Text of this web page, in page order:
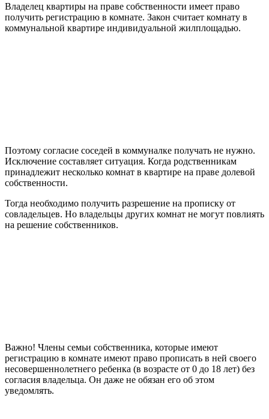
Владелец квартиры на праве собственности имеет право
получить регистрацию в комнате. Закон считает комнату в
коммунальной квартире индивидуальной жилплощадью.
Поэтому согласие соседей в коммуналке получать не нужно.
Исключение составляет ситуация. Когда родственникам
принадлежит несколько комнат в квартире на праве долевой
собственности.
Тогда необходимо получить разрешение на прописку от
совладельцев. Но владельцы других комнат не могут повлиять
на решение собственников.
Важно! Члены семьи собственника, которые имеют
регистрацию в комнате имеют право прописать в ней своего
несовершеннолетнего ребенка (в возрасте от 0 до 18 лет) без
согласия владельца. Он даже не обязан его об этом
уведомлять.